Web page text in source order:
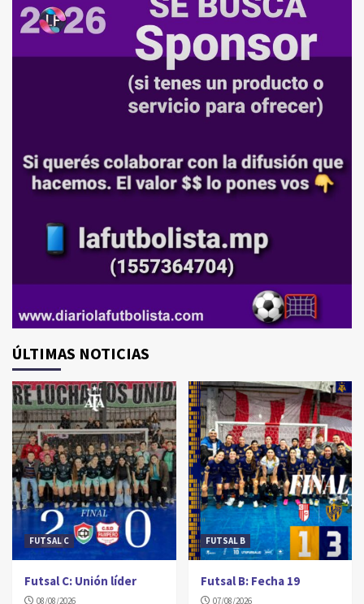
ÚLTIMAS NOTICIAS
FUTSAL C
Futsal C: Unión líder
08/08/2026
FUTSAL B
Futsal B: Fecha 19
07/08/2026